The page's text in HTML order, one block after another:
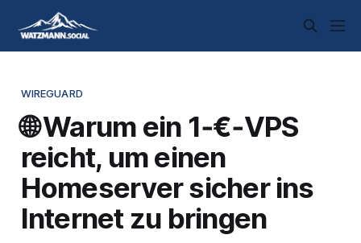
WIREGUARD
🌐 Warum ein 1‑€‑VPS
reicht, um einen
Homeserver sicher ins
Internet zu bringen